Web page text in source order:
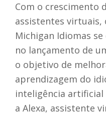
Com o crescimento
assistentes virtuais,
Michigan Idiomas
no lançamento de
o objetivo de
aprendizagem do
inteligência artificial
a Alexa, assistente